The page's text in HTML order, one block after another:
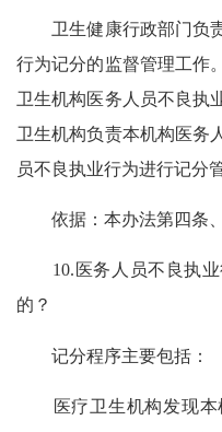
卫生健康行政部门负责
行为记分的监督管理工作
卫生机构医务人员不良执
卫生机构负责本机构医务
员不良执业行为进行记分
依据：本办法第四条、
10.医务人员不良执业
的？
记分程序主要包括：
医疗卫生机构发现本